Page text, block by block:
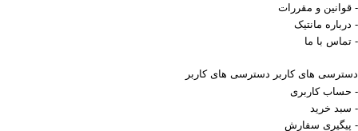
- قوانین و مقررات
- درباره مانتیک
- تماس با ما
دسترسی های کاربر دسترسی های کاربر
- حساب کاربری
- سبد خرید
- پیگیری سفارش